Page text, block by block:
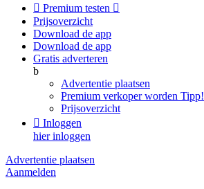
 Premium testen 
Prijsoverzicht
Download de app
Download de app
Gratis adverteren
b
Advertentie plaatsen
Premium verkoper worden Tipp!
Prijsoverzicht
 Inloggen
hier inloggen
Advertentie plaatsen
Aanmelden